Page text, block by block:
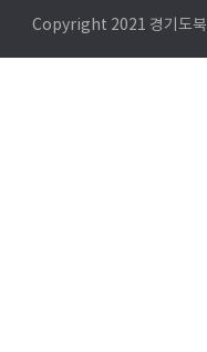
Copyright 2021 경기도